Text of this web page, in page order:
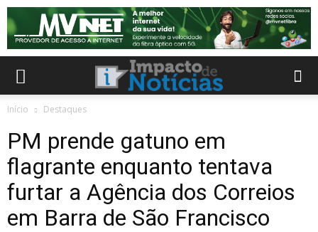
Início Destaques
PM prende gatuno em
flagrante enquanto tentava
furtar a Agência dos Correios
em Barra de São Francisco